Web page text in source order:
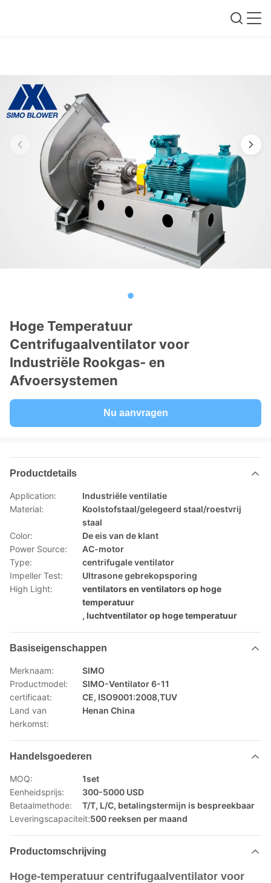
Hoge Temperatuur
Centrifugaalventilator voor
Industriële Rookgas- en
Afvoersystemen
Nu aanvragen
Productdetails
Application:
Industriële ventilatie
Material:
Koolstofstaal/gelegeerd staal/roestvrij
staal
Color:
De eis van de klant
Power Source:
AC-motor
Type:
centrifugale ventilator
Impeller Test:
Ultrasone gebrekopsporing
High Light:
ventilators en ventilators op hoge
temperatuur
, luchtventilator op hoge temperatuur
Basiseigenschappen
Merknaam:
SIMO
Productmodel:
SIMO-Ventilator 6-11
certificaat:
CE, ISO9001:2008,TUV
Land van
herkomst:
Henan China
Handelsgoederen
MOQ:
1set
Eenheidsprijs:
300-5000 USD
Betaalmethode:
T/T, L/C, betalingstermijn is bespreekbaar
Leveringscapaciteit:500 reeksen per maand
Productomschrijving
Hoge-temperatuur centrifugaalventilator voor